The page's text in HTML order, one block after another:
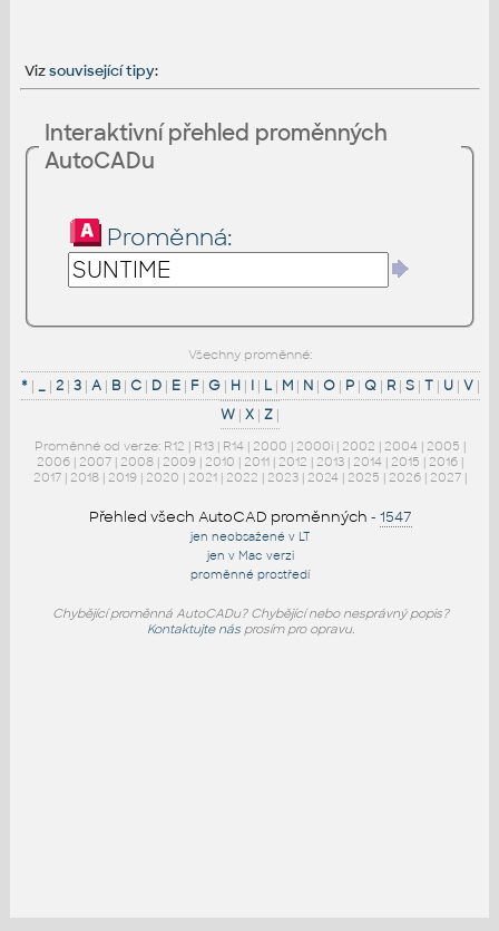
Vizsouvisející tipy:
Interaktivní přehled proměnných
AutoCADu
Proměnná:
Všechny proměnné:
*| _| 2| 3| A| B| C| D| E| F| G| H| I| L| M| N| O| P| Q| R| S| T| U| V|
W | X | Z |
Proměnné od verze: R12 | R13 | R14 | 2000 | 2000i | 2002 | 2004 | 2005 |
2006 | 2007 | 2008 | 2009 | 2010 | 2011 | 2012 | 2013 | 2014 | 2015 | 2016 |
2017 | 2018 | 2019 | 2020 | 2021 | 2022 | 2023 | 2024 | 2025 | 2026 | 2027 |
Přehled všech AutoCAD proměnných - 1547
jen neobsažené v LT
jen v Mac verzi
proměnné prostředí
Chybějící proměnná AutoCADu? Chybějící nebo nesprávný popis?
Kontaktujte násprosím pro opravu.